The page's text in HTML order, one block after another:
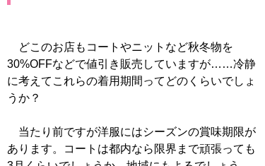
どこのお店もコートやニットなど秋冬物を
30%OFFなどで値引き販売していますが……冷静
に考えてこれらの着用期間ってどのくらいでしょ
うか？
当たり前ですが洋服にはシーズンの賞味期限が
あります。コートは都内なら限界まで頑張っても